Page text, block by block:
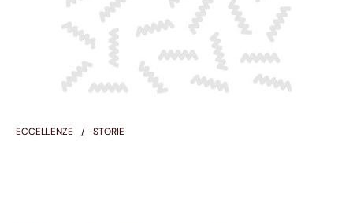
ECCELLENZE STORIE